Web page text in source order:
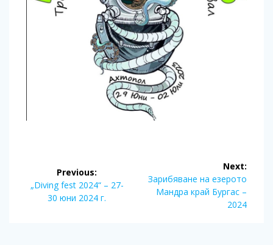
navigation
Previous:
Previous
post:
„Diving fest 2024“ – 27-
30 юни 2024 г.
Next:
Next
post:
Зарибяване на езерото
Мандра край Бургас –
2024